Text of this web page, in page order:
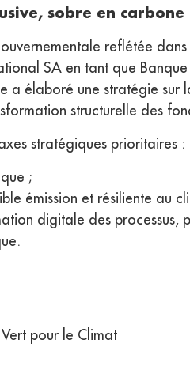
sobre en
reflétée
SA en tant que
élaboré une stratégie sur
structurelle des
stratégiques prioritaires :
;
émission et résiliente au
digitale des processus,
pour le Climat